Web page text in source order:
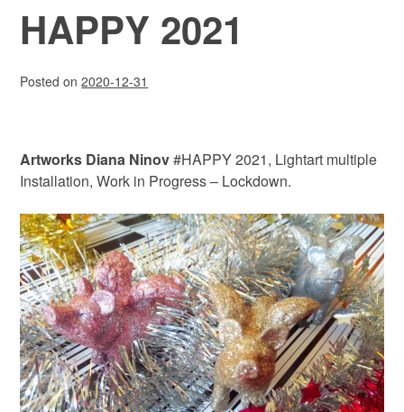
HAPPY 2021
Posted on2020-12-31
Artworks Diana Ninov#HAPPY 2021, Lightart multiple
Installation, Work in Progress – Lockdown.